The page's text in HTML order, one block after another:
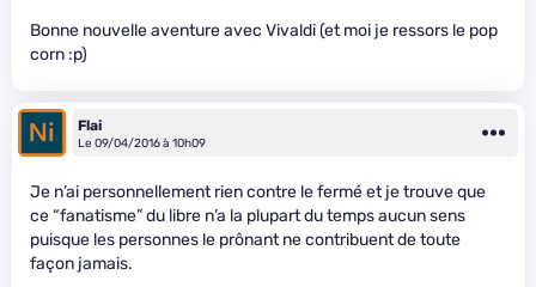
Bonne nouvelle aventure avec Vivaldi (et moi je ressors le pop
corn :p)
Flai
Le 09/04/2016 à 10h09
Je n’ai personnellement rien contre le fermé et je trouve que
ce “fanatisme” du libre n’a la plupart du temps aucun sens
puisque les personnes le prônant ne contribuent de toute
façon jamais.